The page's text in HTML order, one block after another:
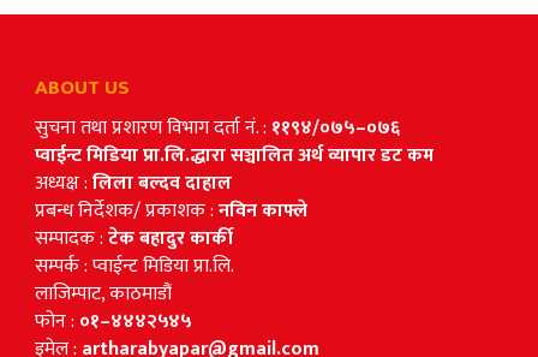
ABOUT US
सुचना तथा प्रशारण विभाग दर्ता नं. : ११९४/०७५–०७६
प्वाईन्ट मिडिया प्रा.लि.द्धारा सञ्चालित अर्थ व्यापार डट कम
अध्यक्ष :लिला बल्दव दाहाल
प्रबन्ध निर्देशक/ प्रकाशक :नविन काफ्ले
सम्पादक :टेक बहादुर कार्की
सम्पर्क : प्वाईन्ट मिडिया प्रा.लि.
लाजिम्पाट, काठमाडौं
फोन : ०१–४४४२५४५
इमेल : artharabyapar@gmail.com